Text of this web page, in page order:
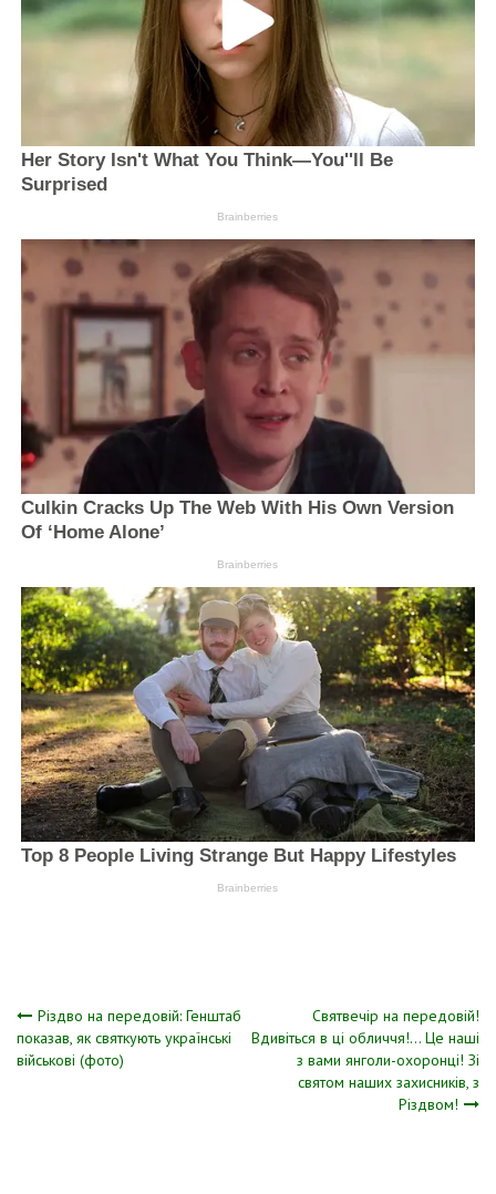
Навігація
записів
Різдво на передовій: Генштаб
показав, як святкують українські
військові (фото)
Святвечір на передовій!
Вдивіться в ці обличчя!… Це наші
з вами янголи-охоронці! Зі
святом наших захисників, з
Різдвом!